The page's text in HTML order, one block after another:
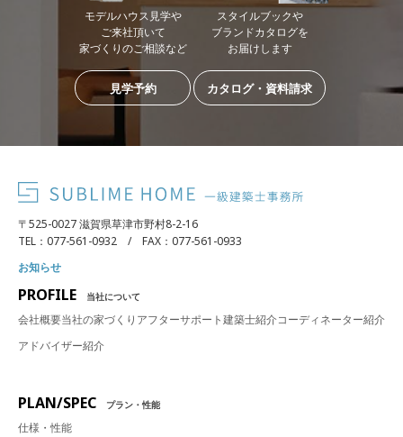
モデルハウス見学や
ご来社頂いて
家づくりのご相談など
見学予約
スタイルブックや
ブランドカタログを
お届けします
カタログ・資料請求
〒525-0027 滋賀県草津市野村8-2-16
TEL：077-561-0932 / FAX：077-561-0933
お知らせ
PROFILE 当社について
会社概要当社の家づくり アフターサポート建築士紹介コーディネーター紹介
アドバイザー紹介
PLAN/SPEC プラン・性能
仕様・性能